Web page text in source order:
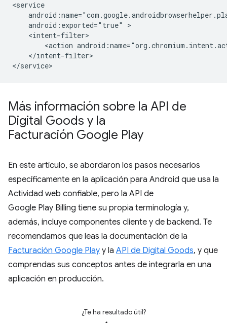
android:exported="true"
<action
</intent-filter>
Más información sobre la API de
Digital Goods y la
Facturación Google Play
En este artículo, se abordaron los pasos necesarios
específicamente en la aplicación para Android que usa la
Actividad web confiable, pero la API de
Google Play Billing tiene su propia terminología y,
además, incluye componentes cliente y de backend. Te
recomendamos que leas la documentación de la
Facturación Google Play y la API de Digital Goods, y que
comprendas sus conceptos antes de integrarla en una
aplicación en producción.
¿Te ha resultado útil?